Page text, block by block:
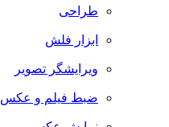
طراحی
ابزار فلش
ویرایشگر تصویر
ضبط فيلم و عكس